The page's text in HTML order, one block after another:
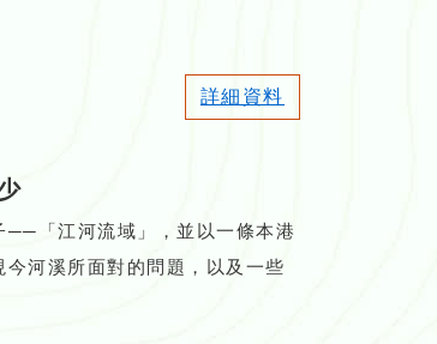
詳細資料
──「江河流域」，並以一條本港
河溪所面對的問題，以及一些